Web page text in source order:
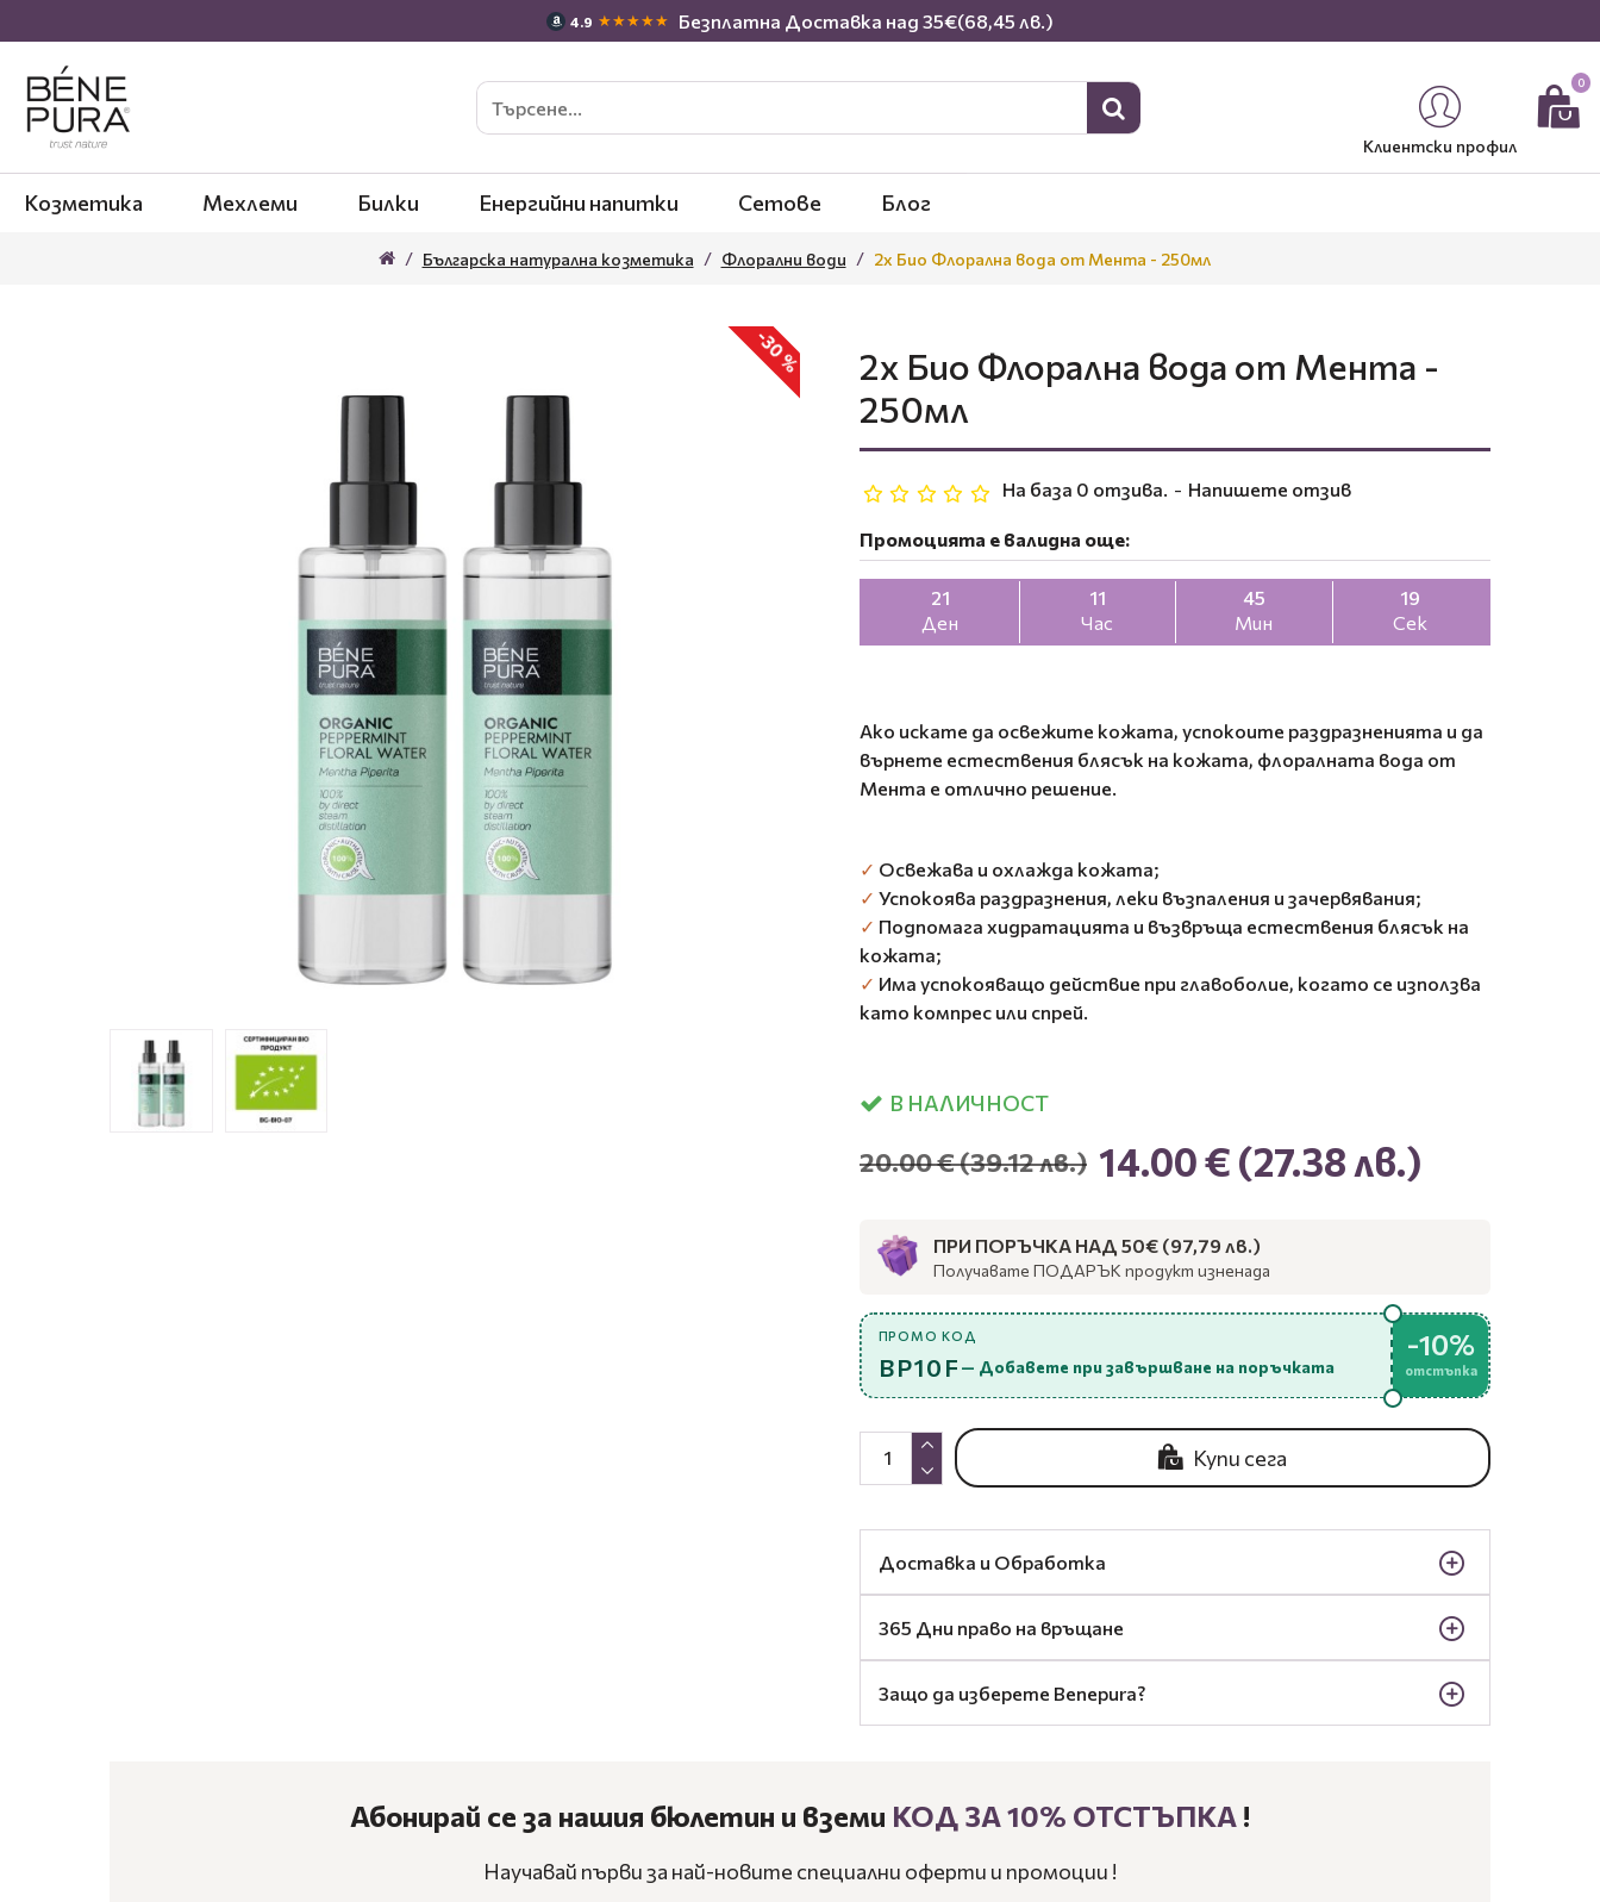
4.9 ★★★★★ Безплатна Доставка над 35€(68,45 лв.)
Клиентски профил
0
Козметика Мехлеми Билки Енергийни напитки Сетове Блог
Българска натурална козметика Флорални води 2x Био Флорална вода от Мента - 250мл
-30 %
2x Био Флорална вода от Мента -
250мл
Ако искате да освежите кожата, успокоите раздразненията и да
върнете естествения блясък на кожата, флоралната вода от
Мента е отлично решение.
✓ Освежава и охлажда кожата;
✓ Успокоява раздразнения, леки възпаления и зачервявания;
✓ Подпомага хидратацията и възвръща естествения блясък на
кожата;
✓ Има успокояващо действие при главоболие, когато се използва
като компрес или спрей.
В НАЛИЧНОСТ
На база 0 отзива. - Напишете отзив
Промоцията е валидна още:
21
Ден
11
Час
45
Мин
17
Сек
14.00 € (27.38 лв.)
20.00 €(39.12 лв.)
Купи сега
ПРИ ПОРЪЧКА НАД 50€ (97,79 лв.)
Получавате ПОДАРЪК продукт изненада
ПРОМО КОД
BP10F — Добавете при завършване на поръчката
-10%
отстъпка
Доставка и Обработка
365 Дни право на връщане
Защо да изберете Benepura?
Абонирай се за нашия бюлетин и вземи КОД ЗА 10% ОТСТЪПКА!
Научавай първи за най-новите специални оферти и промоции !